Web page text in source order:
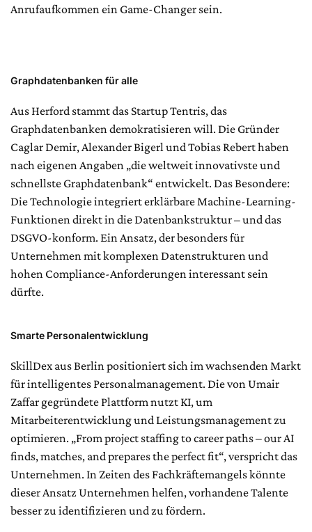
Anrufaufkommen ein Game-Changer sein.
Graphdatenbanken für alle
Aus Herford stammt das Startup Tentris, das
Graphdatenbanken demokratisieren will. Die Gründer
Caglar Demir, Alexander Bigerl und Tobias Rebert haben
nach eigenen Angaben „die weltweit innovativste und
schnellste Graphdatenbank“ entwickelt. Das Besondere:
Die Technologie integriert erklärbare Machine-Learning-
Funktionen direkt in die Datenbankstruktur – und das
DSGVO-konform. Ein Ansatz, der besonders für
Unternehmen mit komplexen Datenstrukturen und
hohen Compliance-Anforderungen interessant sein
dürfte.
Smarte Personalentwicklung
SkillDex aus Berlin positioniert sich im wachsenden Markt
für intelligentes Personalmanagement. Die von Umair
Zaffar gegründete Plattform nutzt KI, um
Mitarbeiterentwicklung und Leistungsmanagement zu
optimieren. „From project staffing to career paths – our AI
finds, matches, and prepares the perfect fit“, verspricht das
Unternehmen. In Zeiten des Fachkräftemangels könnte
dieser Ansatz Unternehmen helfen, vorhandene Talente
besser zu identifizieren und zu fördern.